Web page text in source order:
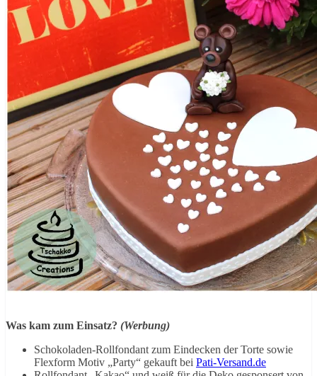
Was kam zum Einsatz? (Werbung)
Schokoladen-Rollfondant zum Eindecken der Torte sowie
Flexform Motiv „Party“ gekauft bei Pati-Versand.de